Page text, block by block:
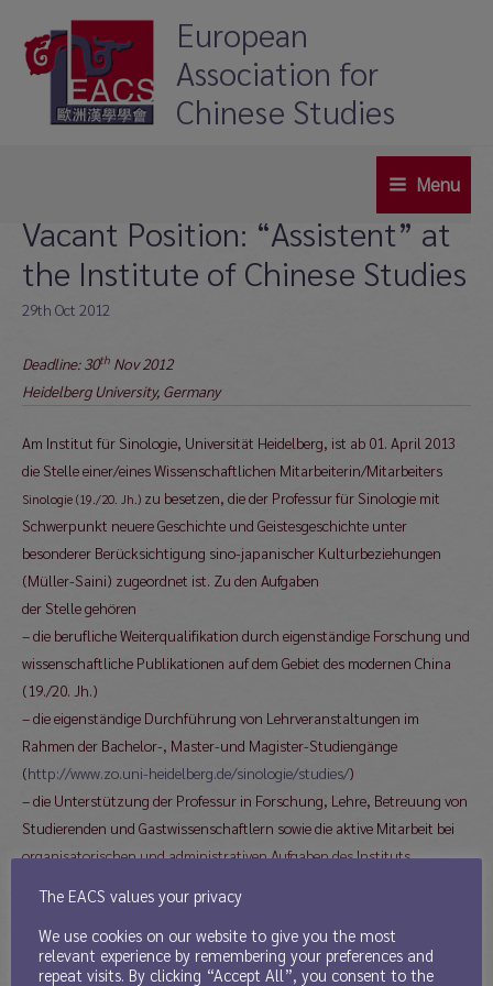
content
European
Association for
Chinese Studies
Menu
Menu
Vacant Position: “Assistent” at
the Institute of Chinese Studies
29th Oct 2012
Deadline: 30th Nov 2012
Heidelberg University, Germany
Am Institut für Sinologie, Universität Heidelberg, ist ab 01. April 2013
die Stelle einer/eines Wissenschaftlichen Mitarbeiterin/Mitarbeiters
Sinologie (19./20. Jh.) zu besetzen, die der Professur für Sinologie mit
Schwerpunkt neuere Geschichte und Geistesgeschichte unter
besonderer Berücksichtigung sino-japanischer Kulturbeziehungen
(Müller-Saini) zugeordnet ist. Zu den Aufgaben
der Stelle gehören
– die berufliche Weiterqualifikation durch eigenständige Forschung und
wissenschaftliche Publikationen auf dem Gebiet des modernen China
(19./20. Jh.)
– die eigenständige Durchführung von Lehrveranstaltungen im
Rahmen der Bachelor-, Master-und Magister-Studiengänge
(http://www.zo.uni-heidelberg.de/sinologie/studies/)
– die Unterstützung der Professur in Forschung, Lehre, Betreuung von
Studierenden und Gastwissenschaftlern sowie die aktive Mitarbeit bei
organisatorischen und administrativen Aufgaben des Instituts
weitere drei Jahre ist möglich. Die Stelle ist grundsätzlich teilbar.
Voraussetzungen sind möglichst eine abgeschlossene Promotion im
Fach Sinologie, im Ausnahmefall auch Magister-/Masterabschluss;
The EACS values your privacy
We use cookies on our website to give you the most
relevant experience by remembering your preferences and
repeat visits. By clicking “Accept All”, you consent to the